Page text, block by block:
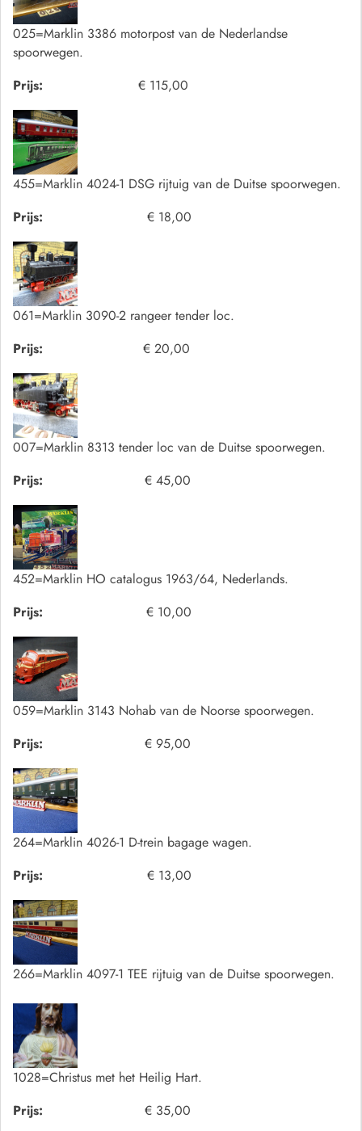
025=Marklin 3386 motorpost van de Nederlandse
spoorwegen.
Prijs:
€ 115,00
455=Marklin 4024-1 DSG rijtuig van de Duitse spoorwegen.
Prijs:
€ 18,00
061=Marklin 3090-2 rangeer tender loc.
Prijs:
€ 20,00
007=Marklin 8313 tender loc van de Duitse spoorwegen.
Prijs:
€ 45,00
452=Marklin HO catalogus 1963/64, Nederlands.
Prijs:
€ 10,00
059=Marklin 3143 Nohab van de Noorse spoorwegen.
Prijs:
€ 95,00
264=Marklin 4026-1 D-trein bagage wagen.
Prijs:
€ 13,00
266=Marklin 4097-1 TEE rijtuig van de Duitse spoorwegen.
1028=Christus met het Heilig Hart.
Prijs:
€ 35,00